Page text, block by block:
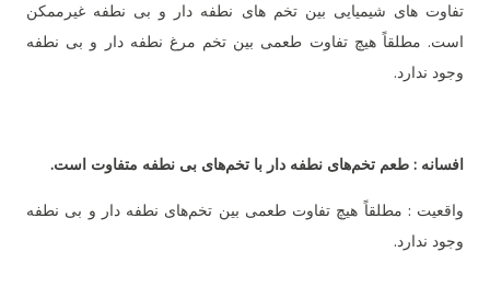
تفاوت های شیمیایی بین تخم های نطفه دار و بی نطفه غیرممکن
است. مطلقاً هیچ تفاوت طعمی بین تخم مرغ نطفه دار و بی نطفه
وجود ندارد.
افسانه : طعم تخم‌های نطفه دار با تخم‌های بی نطفه متفاوت است.
واقعیت : مطلقاً هیچ تفاوت طعمی بین تخم‌های نطفه دار و بی نطفه
وجود ندارد.